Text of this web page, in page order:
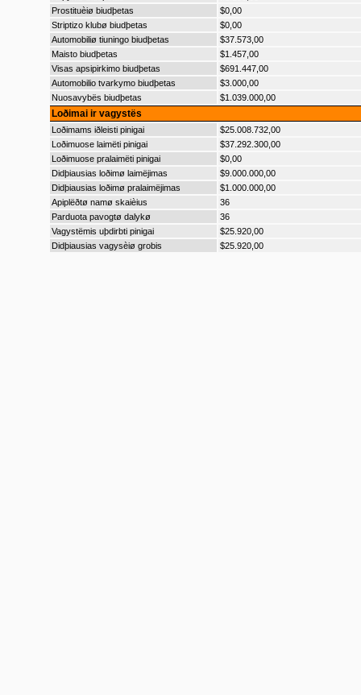
Prostituèiø biudþetas
$0,00
Striptizo klubø biudþetas
$0,00
Automobiliø tiuningo biudþetas
$37.573,00
Maisto biudþetas
$1.457,00
Visas apsipirkimo biudþetas
$691.447,00
Automobilio tvarkymo biudþetas
$3.000,00
Nuosavybës biudþetas
$1.039.000,00
Loðimai ir vagystës
Loðimams iðleisti pinigai
$25.008.732,00
Loðimuose laimëti pinigai
$37.292.300,00
Loðimuose pralaimëti pinigai
$0,00
Didþiausias loðimø laimëjimas
$9.000.000,00
Didþiausias loðimø pralaimëjimas
$1.000.000,00
Apiplëðtø namø skaièius
36
Parduota pavogtø dalykø
36
Vagystëmis uþdirbti pinigai
$25.920,00
Didþiausias vagysèiø grobis
$25.920,00